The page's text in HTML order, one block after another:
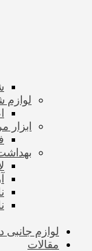
ابزار
لوازم جانبی
مقالات